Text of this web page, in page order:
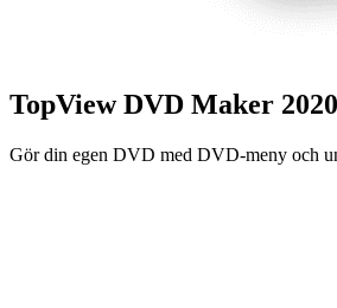
TopView DVD Maker 2020
Gör din egen DVD med DVD-meny och